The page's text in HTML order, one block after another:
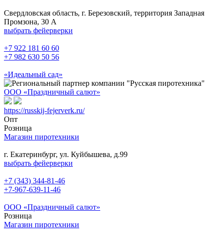
Свердловская область, г. Березовский, территория Западная
Промзона, 30 А
выбрать фейерверки
+7 922 181 60 60
+7 982 630 50 56
«Идеальный сад»
ООО «Праздничный салют»
https://russkij-fejerverk.ru/
Опт
Розница
Магазин пиротехники
г. Екатеринбург, ул. Куйбышева, д.99
выбрать фейерверки
+7 (343) 344-81-46
+7-967-639-11-46
ООО «Праздничный салют»
Розница
Магазин пиротехники